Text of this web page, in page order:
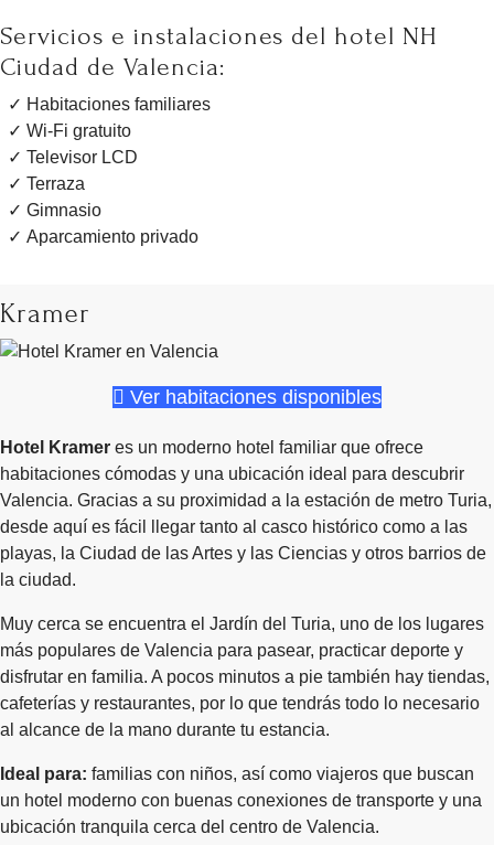
Servicios e instalaciones del hotel NH
Ciudad de Valencia:
Habitaciones familiares
Wi-Fi gratuito
Televisor LCD
Terraza
Gimnasio
Aparcamiento privado
Kramer
Ver habitaciones disponibles
Hotel Kramer es un moderno hotel familiar que ofrece
habitaciones cómodas y una ubicación ideal para descubrir
Valencia. Gracias a su proximidad a la estación de metro Turia,
desde aquí es fácil llegar tanto al casco histórico como a las
playas, la Ciudad de las Artes y las Ciencias y otros barrios de
la ciudad.
Muy cerca se encuentra el Jardín del Turia, uno de los lugares
más populares de Valencia para pasear, practicar deporte y
disfrutar en familia. A pocos minutos a pie también hay tiendas,
cafeterías y restaurantes, por lo que tendrás todo lo necesario
al alcance de la mano durante tu estancia.
Ideal para: familias con niños, así como viajeros que buscan
un hotel moderno con buenas conexiones de transporte y una
ubicación tranquila cerca del centro de Valencia.